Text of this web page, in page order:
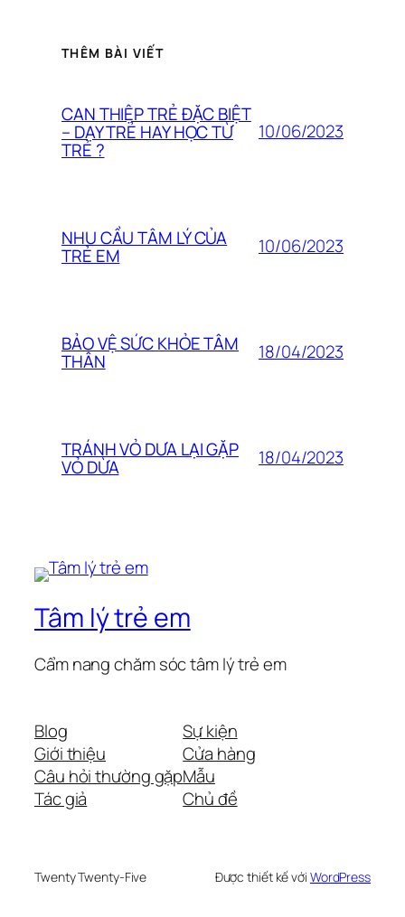
THÊM BÀI VIẾT
CAN THIỆP TRẺ ĐẶC BIỆT
– DẠY TRẺ HAY HỌC TỪ
TRẺ ?
10/06/2023
NHU CẦU TÂM LÝ CỦA
TRẺ EM 10/06/2023
BẢO VỆ SỨC KHỎE TÂM
THÂN 18/04/2023
TRÁNH VỎ DƯA LẠI GẶP
VỎ DỪA 18/04/2023
Tâm lý trẻ em
Cẩm nang chăm sóc tâm lý trẻ em
Blog
Giới thiệu
Câu hỏi thường gặp
Tác giả
Sự kiện
Cửa hàng
Mẫu
Chủ đề
Twenty Twenty-Five Được thiết kế với WordPress